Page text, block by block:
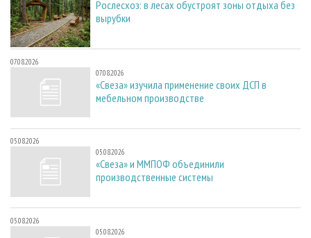
Рослесхоз: в лесах обустроят зоны отдыха без
вырубки
07.08.2026
07.08.2026
«Свеза» изучила применение своих ДСП в
мебельном производстве
05.08.2026
05.08.2026
«Свеза» и ММПОФ объединили
производственные системы
05.08.2026
05.08.2026